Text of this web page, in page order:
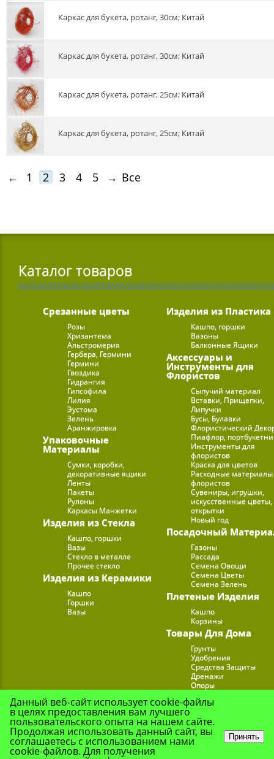
Каркас для букета, ротанг, 30см; Китай
Каркас для букета, ротанг, 30см; Китай
Каркас для букета, ротанг, 25см; Китай
Каркас для букета, ротанг, 25см; Китай
← 1 2 3 4 5 → Все
Каталог товаров
Срезанные цветы
Розы
Хризантема
Альстромерия
Гербера, Гермини
Гермини
Гвоздика
Гидрангия
Гипсофила
Лилия
Эустома
Зелень
Аранжировка
Упаковочные
Материалы
Сумки, коробки,
декоративные ящики
Ленты
Пакеты
Рулоны
Каркасы Манжетки
Изделия из Стекла
Кашпо, горшки
Вазы
Стекло в металле
Прочее стекло
Изделия из Керамики
Кашпо
Горшки
Вазы
Изделия из Пластика
Кашпо, горшки
Вазоны
Балконные Ящики
Аксессуары и
Инструменты для
Флористов
Сыпучий материал
Вставки, Прищепки,
Липучки
Бусы, Булавки
Флористический
Пиафлор,
Инструменты для
флористов
Краска для цветов
Расходные
флористов
Сувениры, игрушки,
искусственные цветы,
открытки
Новый год
Посадочный
Газоны
Рассада
Семена Овощи
Семена Цветы
Семена Зелень
Плетеные Изделия
Кашпо
Корзины
Товары Для Дома
Грунты
Удобрения
Средства Защиты
Дренажи
Опоры
Подставки для Цветов
Данный веб-сайт использует cookie-файлы
в целях предоставления вам лучшего
пользовательского опыта на нашем сайте.
Продолжая использовать данный сайт, вы
соглашаетесь с использованием нами
cookie-файлов. Для получения
Принять